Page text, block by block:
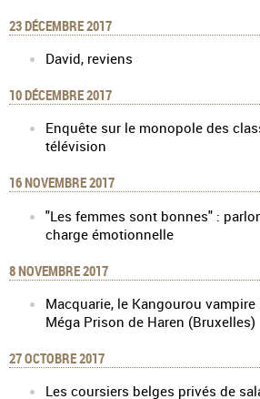
23 DÉCEMBRE 2017
David, reviens
10 DÉCEMBRE 2017
Enquête sur le monopole des
télévision
16 NOVEMBRE 2017
"Les femmes sont bonnes" :
charge émotionnelle
8 NOVEMBRE 2017
Macquarie, le Kangourou
Méga Prison de Haren (Bruxelles)
27 OCTOBRE 2017
Les coursiers belges privés de